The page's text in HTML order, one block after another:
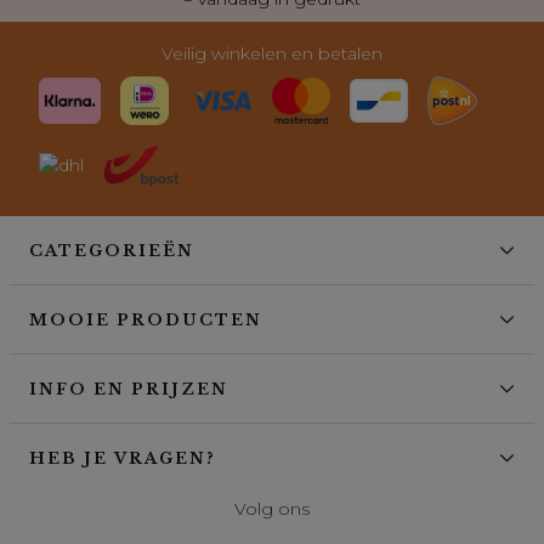
Veilig winkelen en betalen
CATEGORIEËN
MOOIE PRODUCTEN
INFO EN PRIJZEN
HEB JE VRAGEN?
Volg ons